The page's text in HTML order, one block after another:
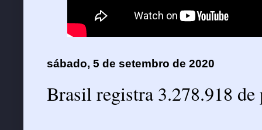
sábado, 5 de setembro de 2020
Brasil registra 3.278.918 de